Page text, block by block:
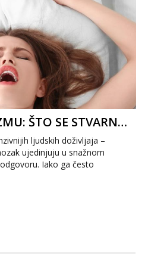
ZNANOST O ORGAZMU: ŠTO SE STVARNO DOGAĐA U TVOM MOZGU I TIJELU
ljudskih doživljaja –
ujedinjuju u snažnom
Iako ga često